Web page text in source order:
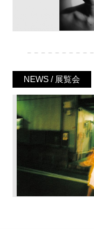
NEWS / 展覧会